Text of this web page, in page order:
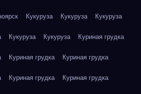
Кукуруза Кукуруза Кукуруза
Кукуруза Кукуруза Куриная грудка
Куриная грудка Куриная грудка
Куриная грудка Куриная грудка